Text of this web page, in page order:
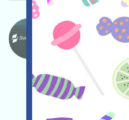
SimpleChain正在
动页面，自行儘
任务，邀请获得
关联:
收录